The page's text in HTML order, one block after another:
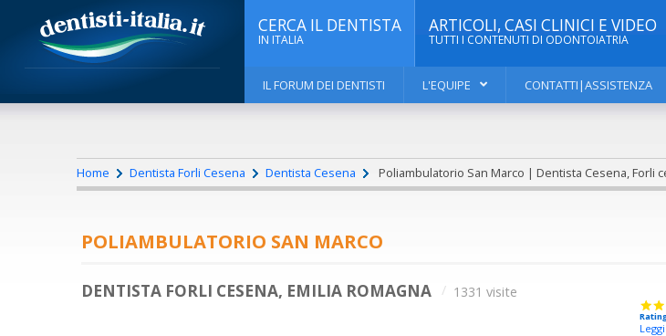
CERCA IL DENTISTA
IN ITALIA
ARTICOLI, CASI CLINICI E VIDEO
TUTTI I CONTENUTI DI ODONTOIATRIA
IL FORUM DEI DENTISTI L'EQUIPE CONTATTI|ASSISTENZA
Home Dentista Forli Cesena Dentista Cesena Poliambulatorio San Marco | Dentista Cesena, Forli
POLIAMBULATORIO SAN MARCO
DENTISTA FORLI CESENA, EMILIA ROMAGNA 1331 visite